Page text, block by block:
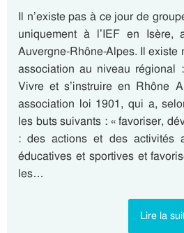
Il n’existe pas à ce jour de
uniquement à l’IEF en
Auvergne-Rhône-Alpes. Il existe
association au niveau régional
Vivre et s’instruire en Rhône
association loi 1901, qui a,
les buts suivants : « favoriser,
: des actions et des activités
éducatives et sportives et
les…
Lire la